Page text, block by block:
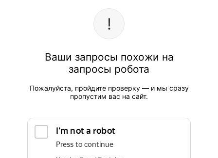
Ваши запросы похожи на
запросы робота
Пожалуйста, пройдите проверку — и мы сразу
пропустим вас на сайт.